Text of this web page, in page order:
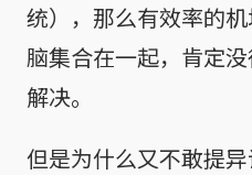
统），那么有效率的
脑集合在一起，肯定
解决。
但是为什么又不敢提异